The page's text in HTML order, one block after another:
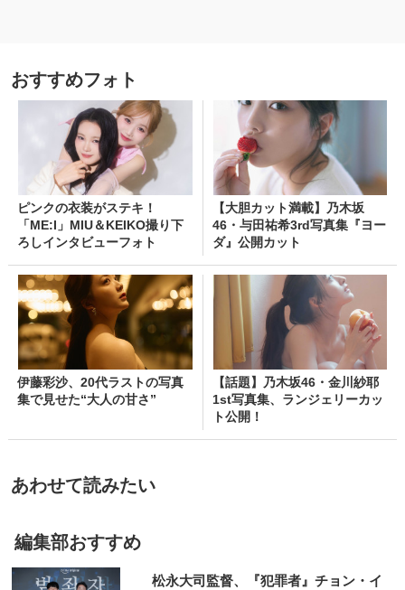
おすすめフォト
ピンクの衣装がステキ！
「ME:I」MIU＆KEIKO撮り下
ろしインタビューフォト
【大胆カット満載】乃木坂
46・与田祐希3rd写真集『ヨー
ダ』公開カット
伊藤彩沙、20代ラストの写真
集で見せた“大人の甘さ”
【話題】乃木坂46・金川紗耶
1st写真集、ランジェリーカッ
ト公開！
あわせて読みたい
編集部おすすめ
松永大司監督、『犯罪者』チョン・イ